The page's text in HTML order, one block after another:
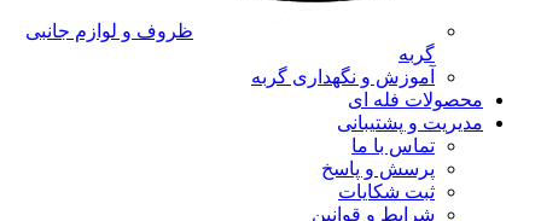
ظروف و لوازم جانبی
گربه
آموزش و نگهداری گربه
محصولات فله ای
مدیریت و پشتیبانی
تماس با ما
پرسش و پاسخ
ثبت شکایات
شرایط و قوانین